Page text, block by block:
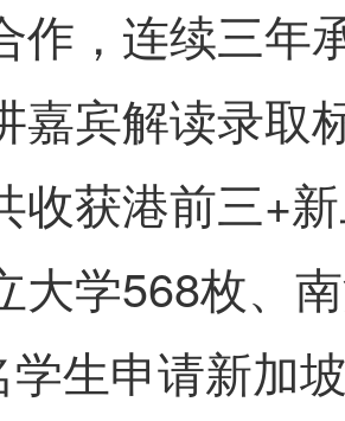
作，连续三年
嘉宾解读录取
收获港前三+
大学568枚、
学生申请新加